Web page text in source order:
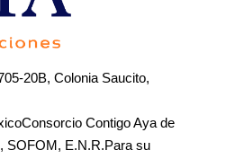
20B, Colonia Saucito,
Contigo Aya de
SOFOM, E.N.R.Para su